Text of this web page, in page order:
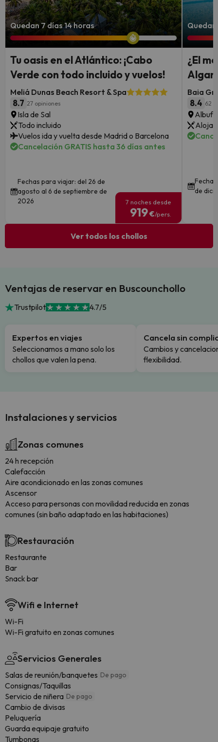
Quedan 7 días 14 horas
Tu oasis en el Atlántico: ¡Cabo
Verde con todo incluido y vuelos!
Meliá Dunas Beach Resort & Spa
8.7 27 opiniones
Isla de Sal
Todo incluido
Vuelos ida y vuelta desde Madrid o Barcelona
Cancelación GRATIS hasta 36 días antes
Fechas para viajar: del 26 de
agosto al 6 de septiembre de
2026
7 noches desde
919€/pers.
Quedan
¿El
Baia
8.4 62
de
Ver todos los chollos
Ventajas de reservar en Buscounchollo
Trustpilot 4.7/5
Expertos en viajes
Seleccionamos a mano solo los
chollos que valen la pena.
Cancela sin
Cambios y
flexibilidad.
Instalaciones y servicios
Zonas comunes
24 h recepción
Calefacción
Aire acondicionado en las zonas comunes
Ascensor
Acceso para personas con movilidad reducida en zonas
comunes (sin baño adaptado en las habitaciones)
Restauración
Restaurante
Bar
Snack bar
Wifi e Internet
Wi-Fi
Wi-Fi gratuito en zonas comunes
Servicios Generales
Salas de reunión/banquetes De pago
Consignas/Taquillas
Servicio de niñera De pago
Cambio de divisas
Peluquería
Guarda equipaje gratuito
Tumbonas